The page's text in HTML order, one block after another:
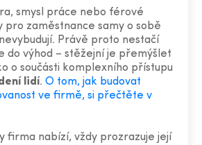
smysl práce nebo férové
zaměstnance samy o sobě
Právě proto nestačí
do výhod – stěžejní je přemýšlet
o součásti komplexního přístupu
lidí. O tom, jak budovat
ve firmě, si přečtěte v
firma nabízí, vždy prozrazuje její